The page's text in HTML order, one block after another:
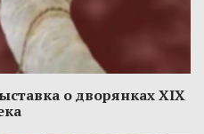
о дворянках XIX